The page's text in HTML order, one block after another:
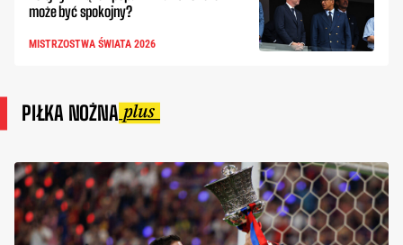
może być spokojny?
MISTRZOSTWA ŚWIATA 2026
PIŁKA NOŻNA